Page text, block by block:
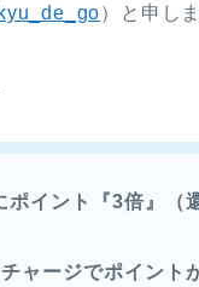
）と申しま
ポイント『3倍』（
ャージでポイント